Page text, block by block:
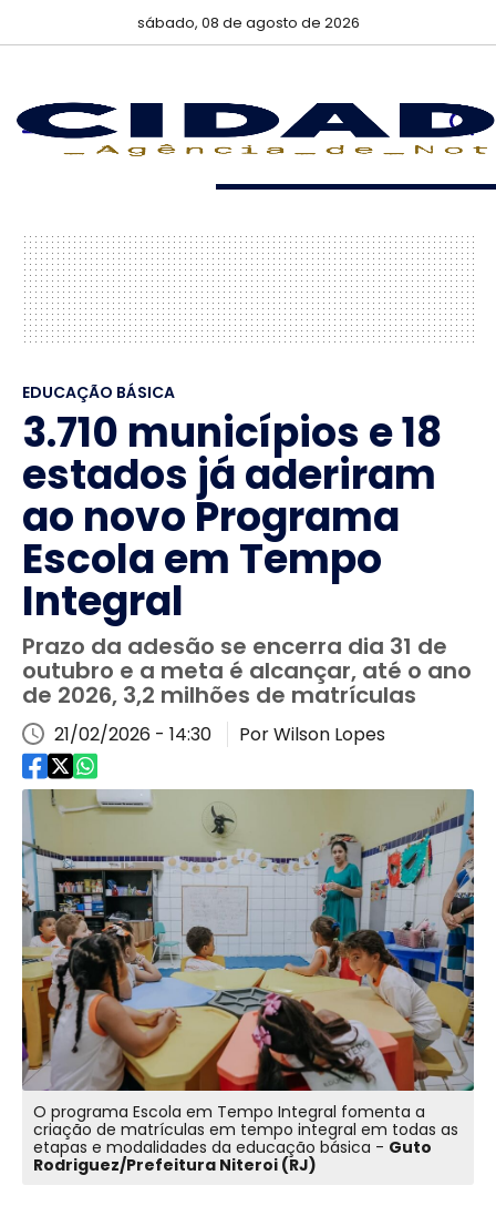
sábado, 08 de agosto de 2026
EDUCAÇÃO BÁSICA
3.710 municípios e 18
estados já aderiram
ao novo Programa
Escola em Tempo
Integral
Prazo da adesão se encerra dia 31 de
outubro e a meta é alcançar, até o ano
de 2026, 3,2 milhões de matrículas
21/02/2026 - 14:30 Por Wilson Lopes
O programa Escola em Tempo Integral fomenta a
criação de matrículas em tempo integral em todas as
etapas e modalidades da educação básica - Guto
Rodriguez/Prefeitura Niteroi (RJ)